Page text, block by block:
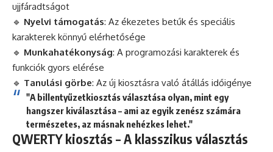
ujjfáradtságot
🔹 Nyelvi támogatás: Az ékezetes betűk és speciális
karakterek könnyű elérhetősége
🔹 Munkahatékonyság: A programozási karakterek és
funkciók gyors elérése
🔹 Tanulási görbe: Az új kiosztásra való átállás időigénye
"A billentyűzetkiosztás választása olyan, mint egy
hangszer kiválasztása – ami az egyik zenész számára
természetes, az másnak nehézkes lehet."
QWERTY kiosztás – A klasszikus választás